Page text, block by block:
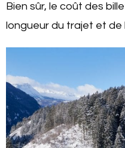
Bien sûr, le coût des
longueur du trajet et de